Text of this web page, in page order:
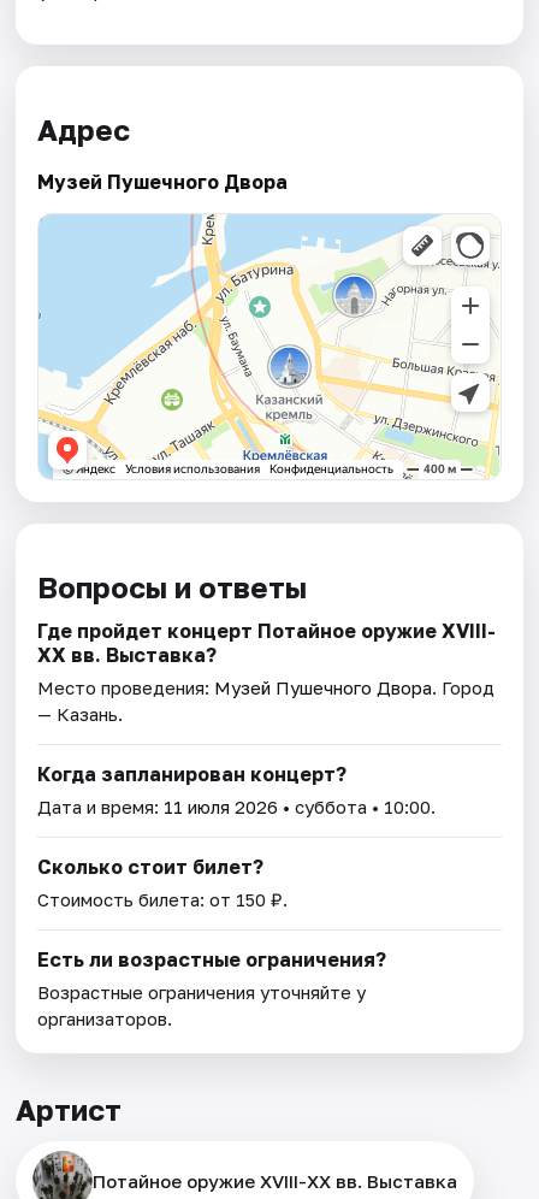
Адрес
Музей Пушечного Двора
Вопросы и ответы
Где пройдет концерт Потайное оружие XVIII-
XX вв. Выставка?
Место проведения: Музей Пушечного Двора. Город
— Казань.
Когда запланирован концерт?
Дата и время: 11 июля 2026 • суббота • 10:00.
Сколько стоит билет?
Стоимость билета: от 150 ₽.
Есть ли возрастные ограничения?
Возрастные ограничения уточняйте у
организаторов.
Артист
Потайное оружие XVIII-XX вв. Выставка